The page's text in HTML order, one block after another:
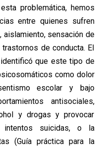
problemática, hemos
entre quienes sufren
aislamiento, sensación de
de conducta. El
que este tipo de
como dolor
escolar y bajo
antisociales,
y drogas y provocar
suicidas, o la
(Guía práctica para la